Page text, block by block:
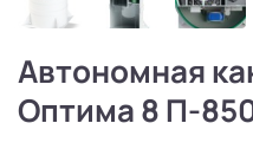
Автономная
Оптима 8 П-